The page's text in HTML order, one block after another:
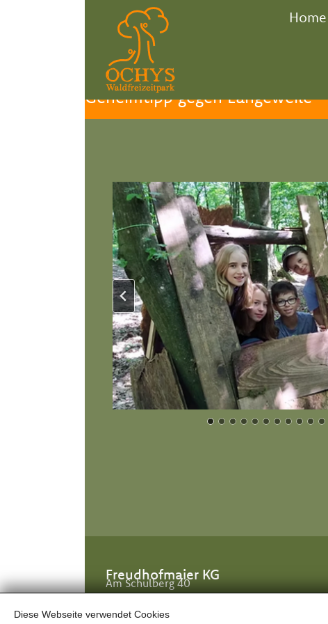
Diese Webseite verwendet Cookies
Home
Geheimtipp gegen Langeweile
Freudhofmaier KG
Am Schulberg 40